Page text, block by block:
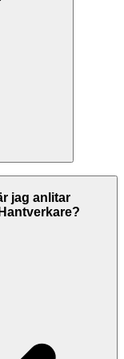
i Sunne med
hämtade från
tjänster innan du
jag anlitar